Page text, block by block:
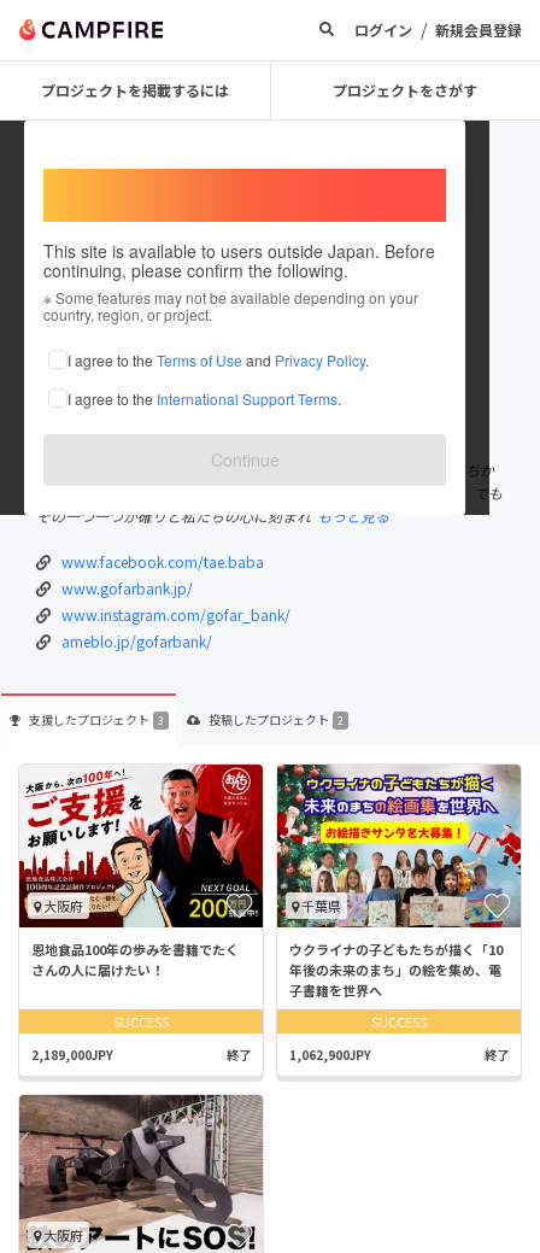
ログイン / 新規会員登録
プロジェクトを掲載するには プロジェクトをさがす
This site is available to users outside Japan. Before
continuing, please confirm the following.
※ Some features may not be available depending on your
country, region, or project.
I agree to the Terms of Use and Privacy Policy.
I agree to the International Support Terms.
Continue
GOFAR BANK
これまでに3回支援して2件のプロジェクトを投稿しています
在住国：日本 現在地：大阪府
出身国：日本 出身地：大阪府
GOFAR BANKは13度目の春を迎えました。 この13年間に子どもたちか
らもらった笑顔はあまりにも多すぎて数えることすらできません。 でも
その一つ一つが確りと私たちの心に刻まれ もっと見る
www.facebook.com/tae.baba
www.gofarbank.jp/
www.instagram.com/gofar_bank/
ameblo.jp/gofarbank/
支援したプロジェクト 3 投稿したプロジェクト 2
大阪府
恩地食品100年の歩みを書籍でたく
さんの人に届けたい！
SUCCESS
2,189,000JPY 終了
千葉県
ウクライナの子どもたちが描く「10
年後の未来のまち」の絵を集め、電
子書籍を世界へ
SUCCESS
1,062,900JPY 終了
大阪府